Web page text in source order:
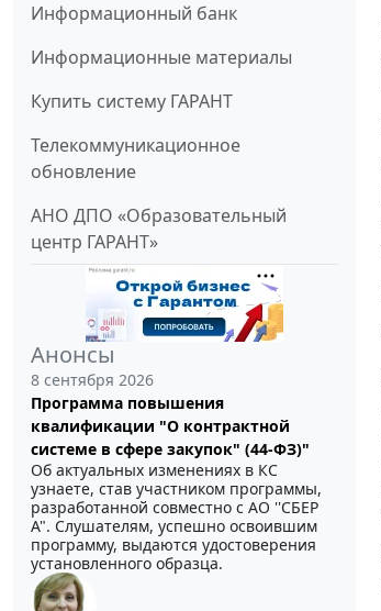
Информационный банк
Информационные материалы
Купить систему ГАРАНТ
Телекоммуникационное
обновление
АНО ДПО «Образовательный
центр ГАРАНТ»
Анонсы
8 сентября 2026
Программа повышения
квалификации "О контрактной
системе в сфере закупок" (44-ФЗ)"
Об актуальных изменениях в КС
узнаете, став участником программы,
разработанной совместно с АО ''СБЕР
А". Слушателям, успешно освоившим
программу, выдаются удостоверения
установленного образца.